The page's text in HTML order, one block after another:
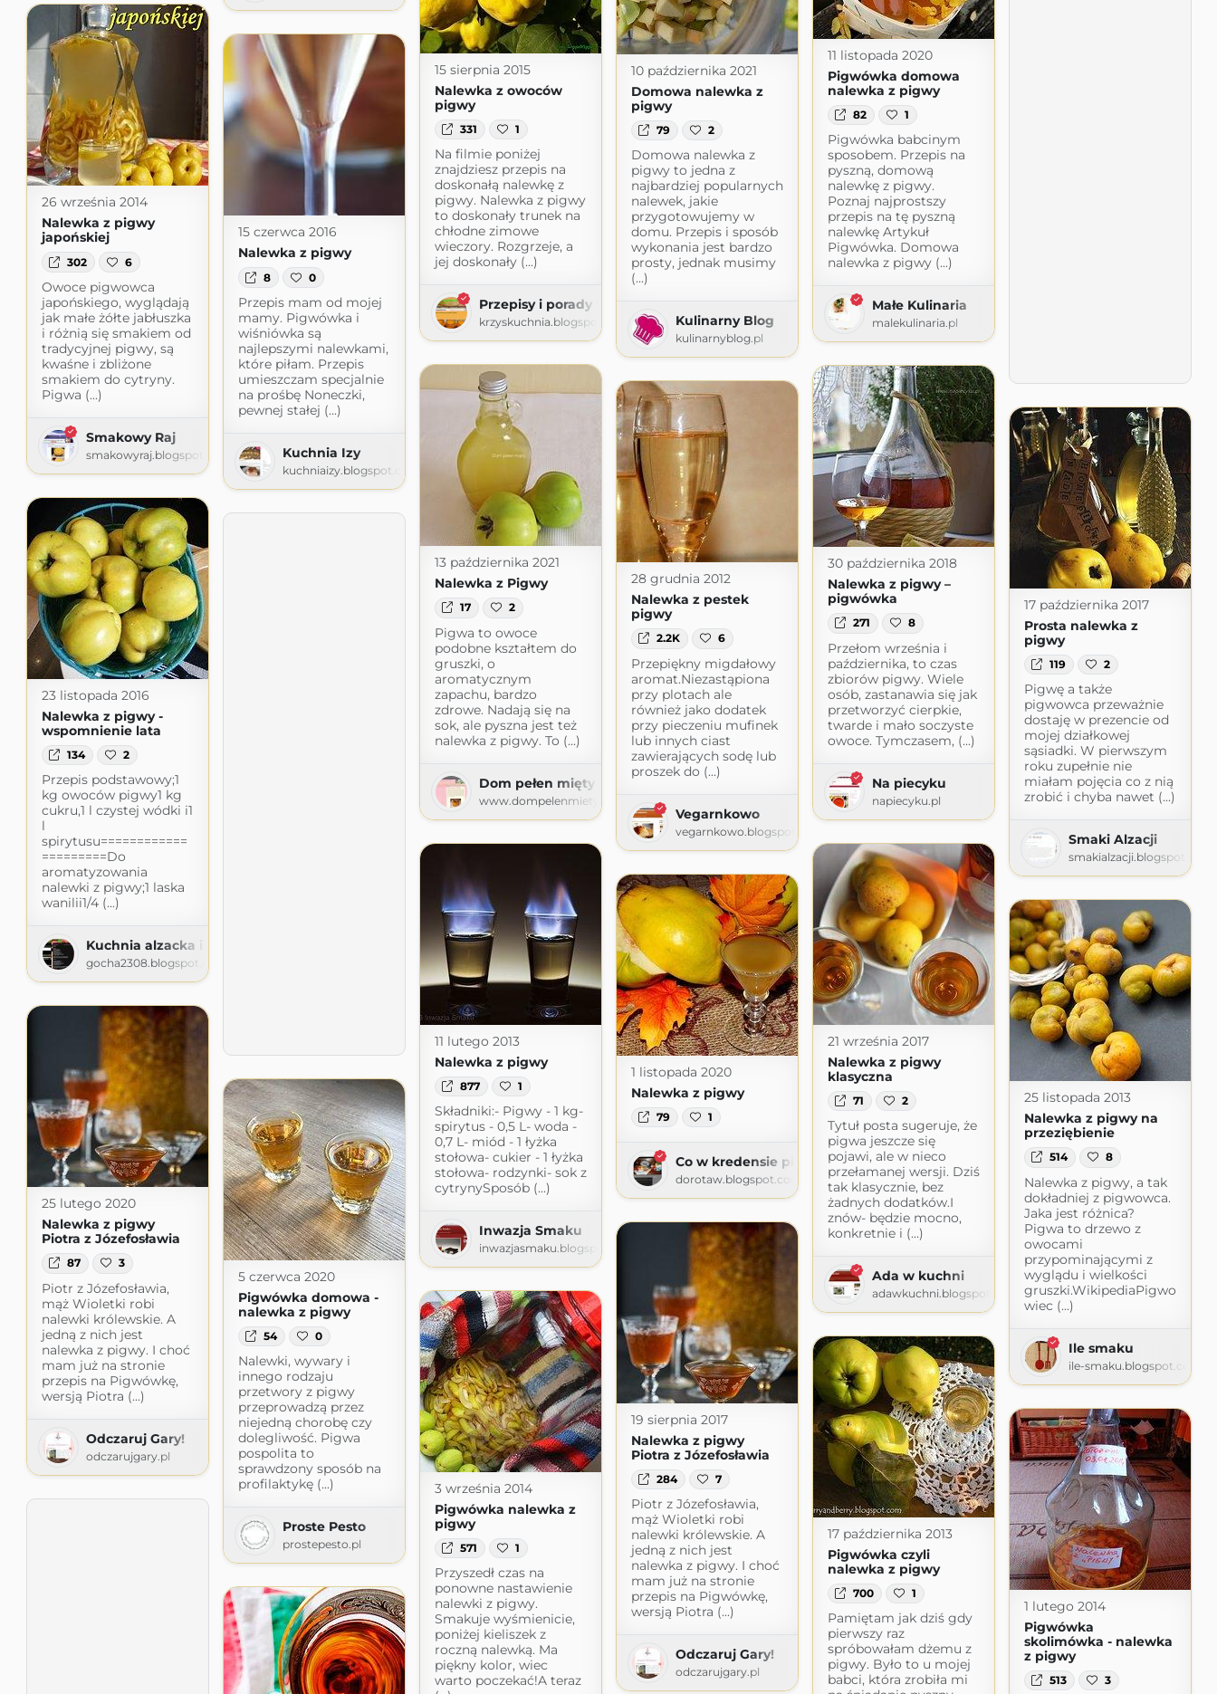
11 listopada 2020
Pigwówka domowa
nalewka z pigwy
82 1
Pigwówka babcinym
sposobem. Przepis na
pyszną, domową
nalewkę z pigwy.
Poznaj najprostszy
przepis na tę pyszną
nalewkę Artykuł
Pigwówka. Domowa
nalewka z pigwy (...)
Małe Kulinaria
malekulinaria.pl
15 sierpnia 2015
Nalewka z owoców
pigwy
331 1
Na filmie poniżej
znajdziesz przepis na
doskonałą nalewkę z
pigwy. Nalewka z pigwy
to doskonały trunek na
chłodne zimowe
wieczory. Rozgrzeje, a
jej doskonały (...)
Przepisy i porady kulinarne
krzyskuchnia.blogspot.com
10 października 2021
Domowa nalewka z
pigwy
79 2
Domowa nalewka z
pigwy to jedna z
najbardziej popularnych
nalewek, jakie
przygotowujemy w
domu. Przepis i sposób
wykonania jest bardzo
prosty, jednak musimy
(...)
Kulinarny Blog
kulinarnyblog.pl
26 września 2014
Nalewka z pigwy
japońskiej
302 6
Owoce pigwowca
japońskiego, wyglądają
jak małe żółte jabłuszka
i różnią się smakiem od
tradycyjnej pigwy, są
kwaśne i zbliżone
smakiem do cytryny.
Pigwa (...)
Smakowy Raj
smakowyraj.blogspot.com
15 czerwca 2016
Nalewka z pigwy
8 0
Przepis mam od mojej
mamy. Pigwówka i
wiśniówka są
najlepszymi nalewkami,
które piłam. Przepis
umieszczam specjalnie
na prośbę Noneczki,
pewnej stałej (...)
Kuchnia Izy
kuchniaizy.blogspot.com
13 października 2021
Nalewka z Pigwy
17 2
Pigwa to owoce
podobne kształtem do
gruszki, o
aromatycznym
zapachu, bardzo
zdrowe. Nadają się na
sok, ale pyszna jest też
nalewka z pigwy. To (...)
Dom pełen mięty
www.dompelenmiety.pl
30 października 2018
Nalewka z pigwy –
pigwówka
271 8
Przełom września i
października, to czas
zbiorów pigwy. Wiele
osób, zastanawia się jak
przetworzyć cierpkie,
twarde i mało soczyste
owoce. Tymczasem, (...)
Na piecyku
napiecyku.pl
28 grudnia 2012
Nalewka z pestek
pigwy
2.2K 6
Przepiękny migdałowy
aromat.Niezastąpiona
przy plotach ale
również jako dodatek
przy pieczeniu mufinek
lub innych ciast
zawierających sodę lub
proszek do (...)
Vegarnkowo
vegarnkowo.blogspot.com
17 października 2017
Prosta nalewka z
pigwy
119 2
Pigwę a także
pigwowca przeważnie
dostaję w prezencie od
mojej działkowej
sąsiadki. W pierwszym
roku zupełnie nie
miałam pojęcia co z nią
zrobić i chyba nawet (...)
Smaki Alzacji
smakialzacji.blogspot.com
23 listopada 2016
Nalewka z pigwy -
wspomnienie lata
134 2
Przepis podstawowy;1
kg owoców pigwy1 kg
cukru,1 l czystej wódki i1
l
spirytusu============
=========Do
aromatyzowania
nalewki z pigwy;1 laska
wanilii1/4 (...)
Kuchnia alzacka i nie tylko
gocha2308.blogspot.com
11 lutego 2013
Nalewka z pigwy
877 1
Składniki:- Pigwy - 1 kg-
spirytus - 0,5 L- woda -
0,7 L- miód - 1 łyżka
stołowa- cukier - 1 łyżka
stołowa- rodzynki- sok z
cytrynySposób (...)
Inwazja Smaku
inwazjasmaku.blogspot.com
21 września 2017
Nalewka z pigwy
klasyczna
71 2
Tytuł posta sugeruje, że
pigwa jeszcze się
pojawi, ale w nieco
przełamanej wersji. Dziś
tak klasycznie, bez
żadnych dodatków.I
znów- będzie mocno,
konkretnie i (...)
Ada w kuchni
adawkuchni.blogspot.com
1 listopada 2020
Nalewka z pigwy
79 1
Co w kredensie piszczy
dorotaw.blogspot.com
25 listopada 2013
Nalewka z pigwy na
przeziębienie
514 8
Nalewka z pigwy, a tak
dokładniej z pigwowca.
Jaka jest różnica?
Pigwa to drzewo z
owocami
przypominającymi z
wyglądu i wielkości
gruszki.WikipediaPigwo
wiec (...)
Ile smaku
ile-smaku.blogspot.com
25 lutego 2020
Nalewka z pigwy
Piotra z Józefosławia
87 3
Piotr z Józefosławia,
mąż Wioletki robi
nalewki królewskie. A
jedną z nich jest
nalewka z pigwy. I choć
mam już na stronie
przepis na Pigwówkę,
wersją Piotra (...)
Odczaruj Gary!
odczarujgary.pl
5 czerwca 2020
Pigwówka domowa -
nalewka z pigwy
54 0
Nalewki, wywary i
innego rodzaju
przetwory z pigwy
przeprowadzą przez
niejedną chorobę czy
dolegliwość. Pigwa
pospolita to
sprawdzony sposób na
profilaktykę (...)
Proste Pesto
prostepesto.pl
19 sierpnia 2017
Nalewka z pigwy
Piotra z Józefosławia
284 7
Piotr z Józefosławia,
mąż Wioletki robi
nalewki królewskie. A
jedną z nich jest
nalewka z pigwy. I choć
mam już na stronie
przepis na Pigwówkę,
wersją Piotra (...)
Odczaruj Gary!
odczarujgary.pl
3 września 2014
Pigwówka nalewka z
pigwy
571 1
Przyszedł czas na
ponowne nastawienie
nalewki z pigwy.
Smakuje wyśmienicie,
poniżej kieliszek z
roczną nalewką. Ma
piękny kolor, wiec
warto poczekać!A teraz
17 października 2013
Pigwówka czyli
nalewka z pigwy
700 1
Pamiętam jak dziś gdy
pierwszy raz
spróbowałam dżemu z
pigwy. Było to u mojej
babci, która zrobiła mi
1 lutego 2014
Pigwówka
skolimówka - nalewka
z pigwy
513 3